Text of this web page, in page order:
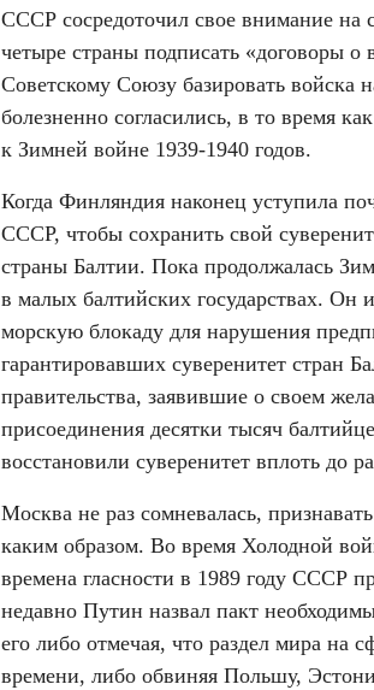
СССР сосредоточил свое внимание на
четыре страны подписать «договоры
Советскому Союзу базировать войска
болезненно согласились, в то время
к Зимней войне 1939-1940 годов.
Когда Финляндия наконец уступила
СССР, чтобы сохранить свой
страны Балтии. Пока продолжалась
в малых балтийских государствах. Он
морскую блокаду для нарушения
гарантировавших суверенитет стран
правительства, заявившие о своем
присоединения десятки тысяч
восстановили суверенитет вплоть до
Москва не раз сомневалась,
каким образом. Во время Холодной
времена гласности в 1989 году СССР
недавно Путин назвал пакт
его либо отмечая, что раздел мира на
времени, либо обвиняя Польшу,